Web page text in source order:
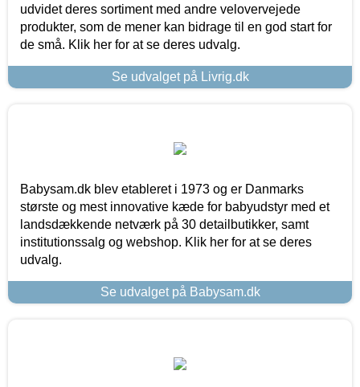
udvidet deres sortiment med andre velovervejede
produkter, som de mener kan bidrage til en god start for
de små. Klik her for at se deres udvalg.
Se udvalget på Livrig.dk
Babysam.dk blev etableret i 1973 og er Danmarks
største og mest innovative kæde for babyudstyr med et
landsdækkende netværk på 30 detailbutikker, samt
institutionssalg og webshop. Klik her for at se deres
udvalg.
Se udvalget på Babysam.dk